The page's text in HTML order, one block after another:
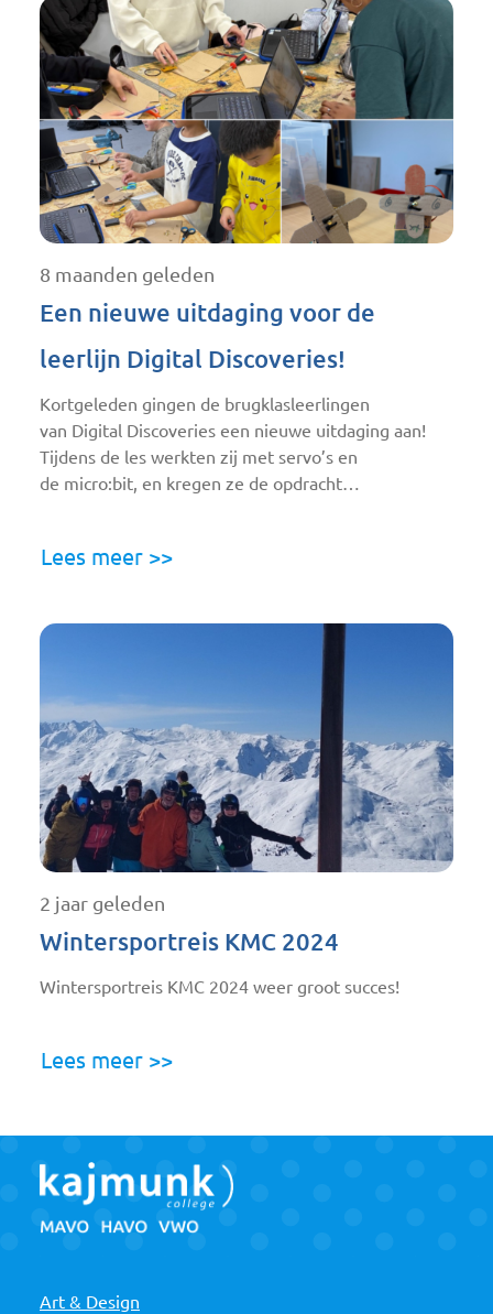
8 maanden geleden
Een nieuwe uitdaging voor de
leerlijn Digital Discoveries!
Kortgeleden gingen de brugklasleerlingen
van Digital Discoveries een nieuwe uitdaging aan!
Tijdens de les werkten zij met servo’s en
de micro:bit, en kregen ze de opdracht…
Lees meer >>
2 jaar geleden
Wintersportreis KMC 2024
Wintersportreis KMC 2024 weer groot succes!
Lees meer >>
Art & Design